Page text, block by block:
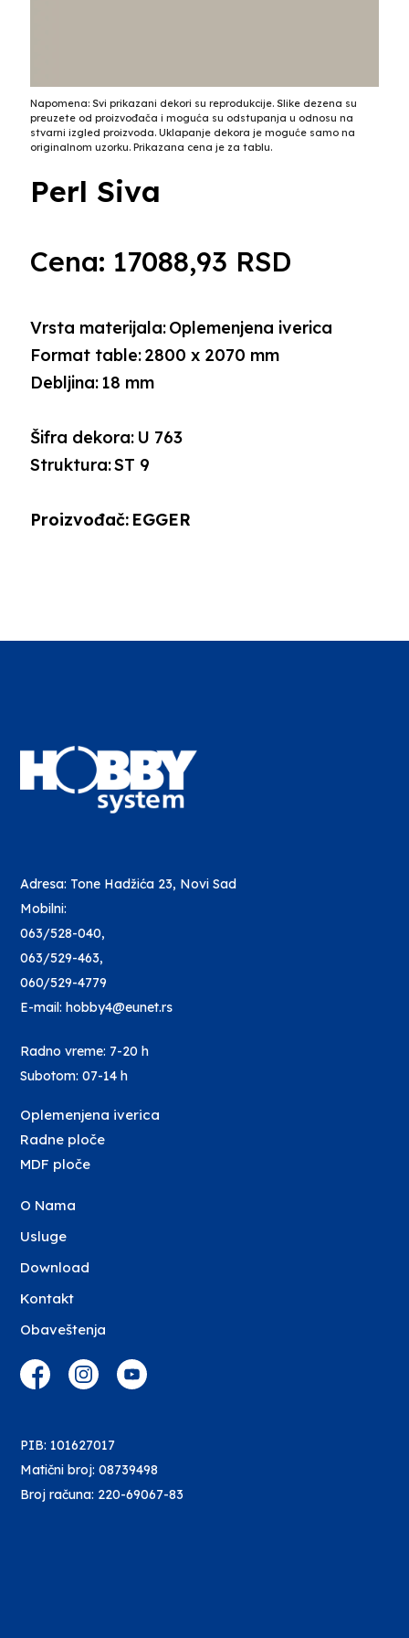
Napomena: Svi prikazani dekori su reprodukcije. Slike dezena su
preuzete od proizvođača i moguća su odstupanja u odnosu na
stvarni izgled proizvoda. Uklapanje dekora je moguće samo na
originalnom uzorku. Prikazana cena je za tablu.
Perl Siva
Cena: 17088,93 RSD
Debljina:18 mm
Format table:2800 x 2070 mm
Šifra dekora: U 763
Struktura:ST 9
Vrsta materijala:Oplemenjena iverica
Proizvođač: EGGER
Adresa: Tone Hadžića 23, Novi Sad
Mobilni:
063/528-040,
063/529-463,
060/529-4779
E-mail: hobby4@eunet.rs
Radno vreme: 7-20 h
Subotom: 07-14 h
Oplemenjena iverica
Radne ploče
MDF ploče
O Nama
Usluge
Download
Kontakt
Obaveštenja
PIB: 101627017
Matični broj: 08739498
Broj računa: 220-69067-83